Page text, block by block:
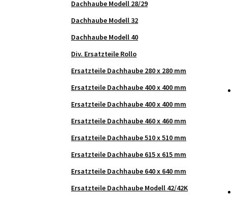
Dachhaube Modell 28/29
Dachhaube Modell 32
Dachhaube Modell 40
Div. Ersatzteile Rollo
Ersatzteile Dachhaube 280 x 280 mm
Ersatzteile Dachhaube 400 x 400 mm
Ersatzteile Dachhaube 400 x 400 mm
Ersatzteile Dachhaube 460 x 460 mm
Ersatzteile Dachhaube 510 x 510 mm
Ersatzteile Dachhaube 615 x 615 mm
Ersatzteile Dachhaube 640 x 640 mm
Ersatzteile Dachhaube Modell 42/42K